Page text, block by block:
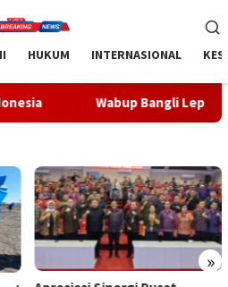
HUKUM INTERNASIONAL
Bangli Lepas Jalan Santai,
»